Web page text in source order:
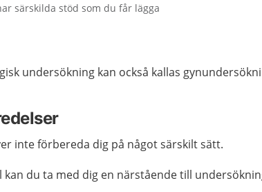
särskilda stöd som du får lägga
undersökning kan också kallas
inte förbereda dig på något särskilt sätt.
kan du ta med dig en närstående till